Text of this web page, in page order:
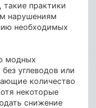
такие практики
нарушениям
необходимых
модных
углеводов или
количество
некоторые
снижение